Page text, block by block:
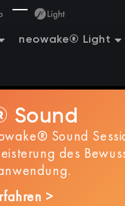
neowake® Light
Sound
Sound
des
>